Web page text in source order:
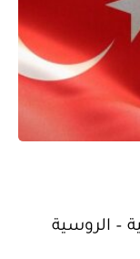
– الروسية